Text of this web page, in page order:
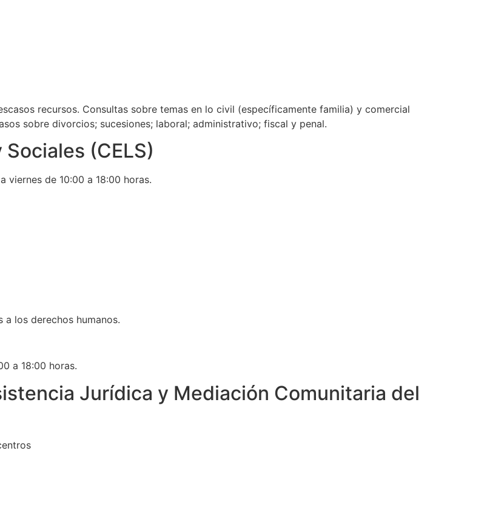
recursos. Consultas sobre temas en lo civil (específicamente familia) y comercial
sobre divorcios; sucesiones; laboral; administrativo; fiscal y penal.
(CELS)
viernes de 10:00 a 18:00 horas.
los derechos humanos.
a 18:00 horas.
Jurídica y Mediación Comunitaria del